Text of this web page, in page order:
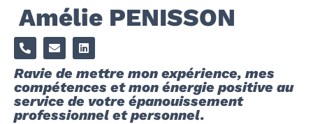
Amélie PENISSON
Ravie de mettre mon expérience, mes
compétences et mon énergie positive au
service de votre épanouissement
professionnel et personnel.